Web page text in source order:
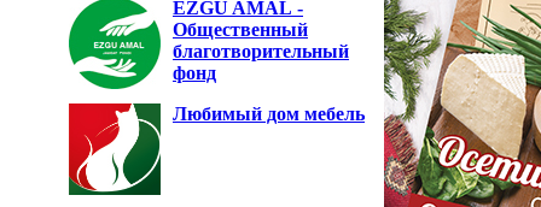
EZGU AMAL -
Общественный
благотворительный
фонд
Любимый дом мебель